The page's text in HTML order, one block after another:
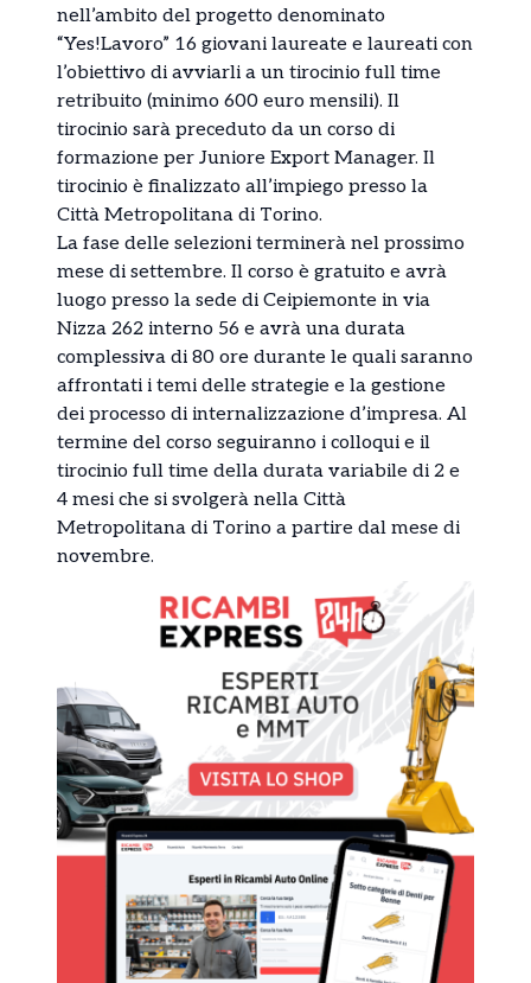
nell’ambito del progetto denominato
“Yes!Lavoro” 16 giovani laureate e laureati con
l’obiettivo di avviarli a un tirocinio full time
retribuito (minimo 600 euro mensili). Il
tirocinio sarà preceduto da un corso di
formazione per Juniore Export Manager. Il
tirocinio è finalizzato all’impiego presso la
Città Metropolitana di Torino.
La fase delle selezioni terminerà nel prossimo
mese di settembre. Il corso è gratuito e avrà
luogo presso la sede di Ceipiemonte in via
Nizza 262 interno 56 e avrà una durata
complessiva di 80 ore durante le quali saranno
affrontati i temi delle strategie e la gestione
dei processo di internalizzazione d’impresa. Al
termine del corso seguiranno i colloqui e il
tirocinio full time della durata variabile di 2 e
4 mesi che si svolgerà nella Città
Metropolitana di Torino a partire dal mese di
novembre.